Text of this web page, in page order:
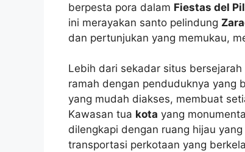
berpesta pora dalam Fiestas del
ini merayakan santo pelindung
dan pertunjukan yang memukau,
Lebih dari sekadar situs
ramah dengan penduduknya yang
yang mudah diakses, membuat
Kawasan tua kota yang
dilengkapi dengan ruang hijau
transportasi perkotaan yang